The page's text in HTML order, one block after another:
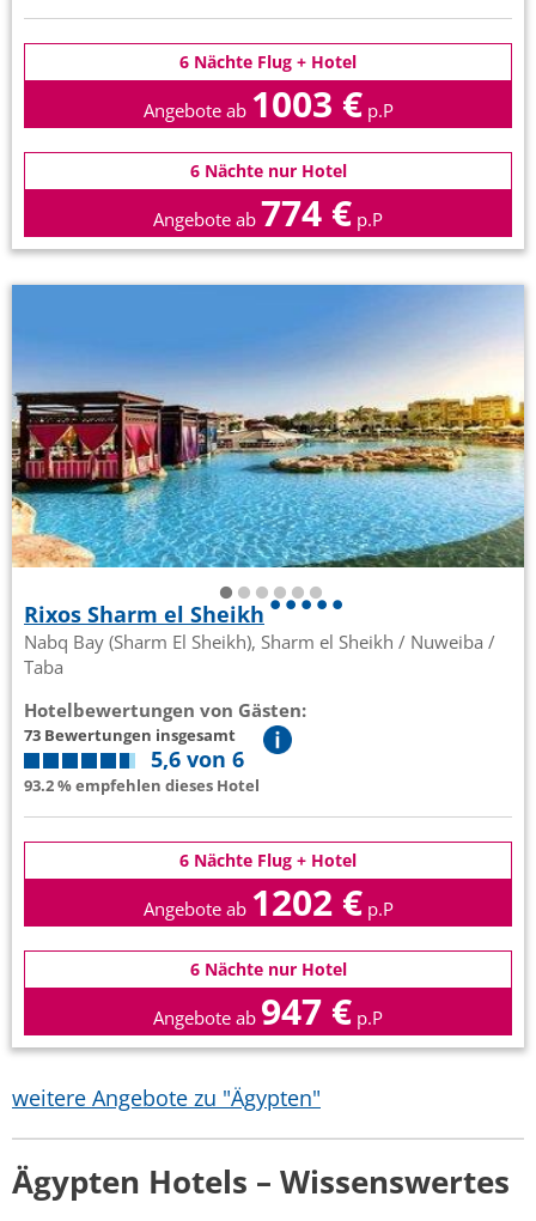
6 Nächte Flug + Hotel
Angebote ab 1003 € p.P
6 Nächte nur Hotel
Angebote ab 774 € p.P
Rixos Sharm el Sheikh
Nabq Bay (Sharm El Sheikh), Sharm el Sheikh / Nuweiba /
Taba
Hotelbewertungen von Gästen:
73 Bewertungen insgesamt
5,6 von 6
93.2 % empfehlen dieses Hotel
6 Nächte Flug + Hotel
Angebote ab 1202 € p.P
6 Nächte nur Hotel
Angebote ab 947 € p.P
weitere Angebote zu "Ägypten"
Ägypten Hotels – Wissenswertes